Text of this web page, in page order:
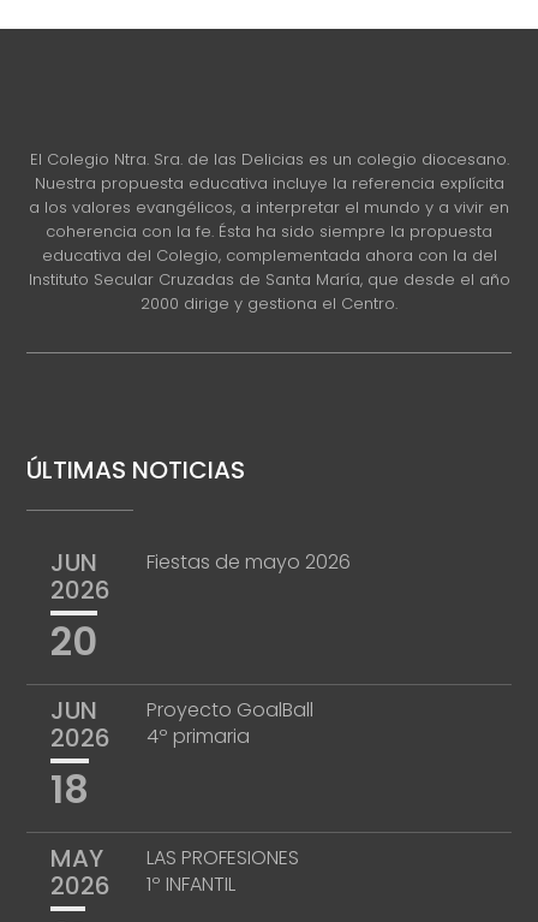
El Colegio Ntra. Sra. de las Delicias es un colegio diocesano.
Nuestra propuesta educativa incluye la referencia explícita
a los valores evangélicos, a interpretar el mundo y a vivir en
coherencia con la fe. Ésta ha sido siempre la propuesta
educativa del Colegio, complementada ahora con la del
Instituto Secular Cruzadas de Santa María, que desde el año
2000 dirige y gestiona el Centro.
ÚLTIMAS NOTICIAS
JUN
2026
20
Fiestas de mayo 2026
JUN
2026
18
Proyecto GoalBall
4º primaria
MAY
2026
LAS PROFESIONES
1º INFANTIL